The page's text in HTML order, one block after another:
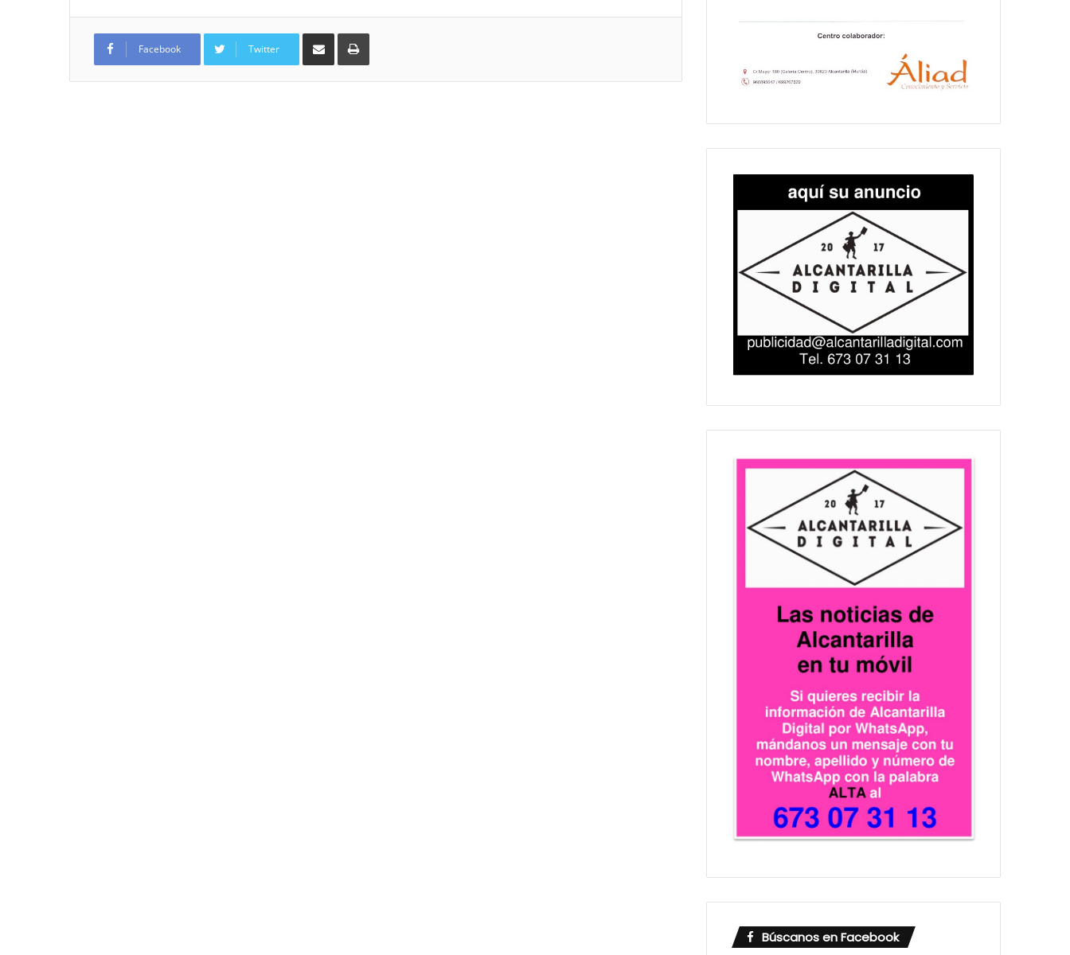
Facebook Twitter
Compartir por correo electrónicoImprimir
Búscanos en Facebook